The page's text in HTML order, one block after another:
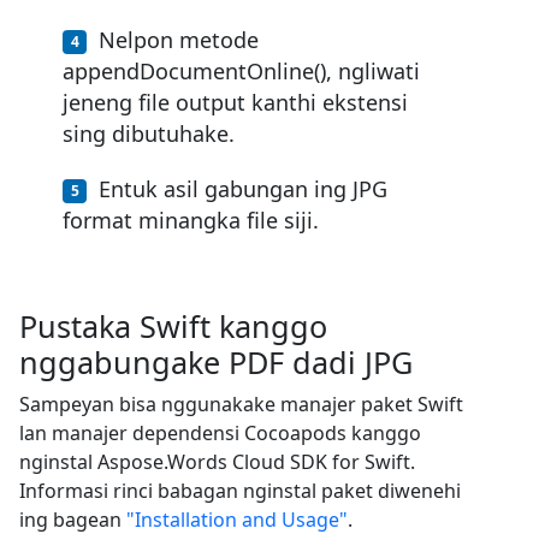
Nelpon metode
appendDocumentOnline(), ngliwati
jeneng file output kanthi ekstensi
sing dibutuhake.
Entuk asil gabungan ing JPG
format minangka file siji.
Pustaka Swift kanggo
nggabungake PDF dadi JPG
Sampeyan bisa nggunakake manajer paket Swift
lan manajer dependensi Cocoapods kanggo
nginstal Aspose.Words Cloud SDK for Swift.
Informasi rinci babagan nginstal paket diwenehi
ing bagean "Installation and Usage".